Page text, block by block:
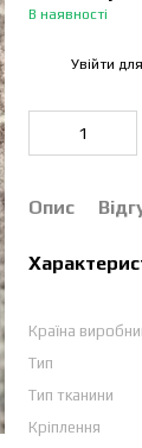
В наявності
Увійти
Опис
Країна
Тип
Тип тканини
Кріплення